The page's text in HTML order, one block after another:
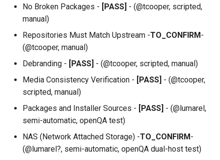
on Server installations
Services
QA:Testcase RDP Graphics
Mode
Compare
QA:Testcase Storage
Resize
No Broken Packages - [PASS] - (@tcooper, scripted,
manual)
Repositories Must Match Upstream -TO_CONFIRM-
(@tcooper, manual)
Debranding - [PASS] - (@tcooper, scripted, manual)
Media Consistency Verification - [PASS] - (@tcooper,
scripted, manual)
Packages and Installer Sources - [PASS] - (@lumarel,
semi-automatic, openQA test)
NAS (Network Attached Storage) -TO_CONFIRM-
(@lumarel?, semi-automatic, openQA dual-host test)